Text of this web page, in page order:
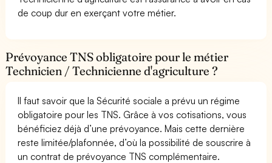
de coup dur en exerçant votre métier.
Prévoyance TNS obligatoire pour le métier
Technicien / Technicienne d'agriculture ?
Il faut savoir que la Sécurité sociale a prévu un régime
obligatoire pour les TNS. Grâce à vos cotisations, vous
bénéficiez déjà d’une prévoyance. Mais cette dernière
reste limitée/plafonnée, d’où la possibilité de souscrire à
un contrat de prévoyance TNS complémentaire.